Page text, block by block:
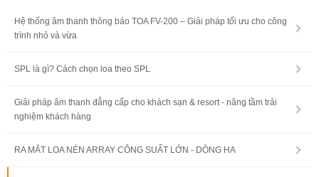
Hệ thống âm thanh thông báo TOA FV-200 – Giải pháp tối ưu cho công
trình nhỏ và vừa
SPL là gì? Cách chọn loa theo SPL
Giải pháp âm thanh đẳng cấp cho khách sạn & resort - nâng tầm trải
nghiệm khách hàng
RA MẮT LOA NÉN ARRAY CÔNG SUẤT LỚN - DÒNG HA